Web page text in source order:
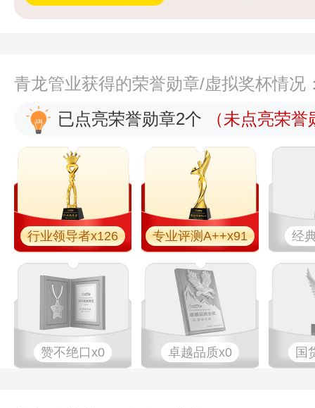
青龙管业获得的荣誉勋章/虚拟奖杯情况
已点亮荣誉勋章2个
（未点亮荣
行业领导者x126 专业​评测A++x91 经
赞不绝口x0 卓越品质x0 国